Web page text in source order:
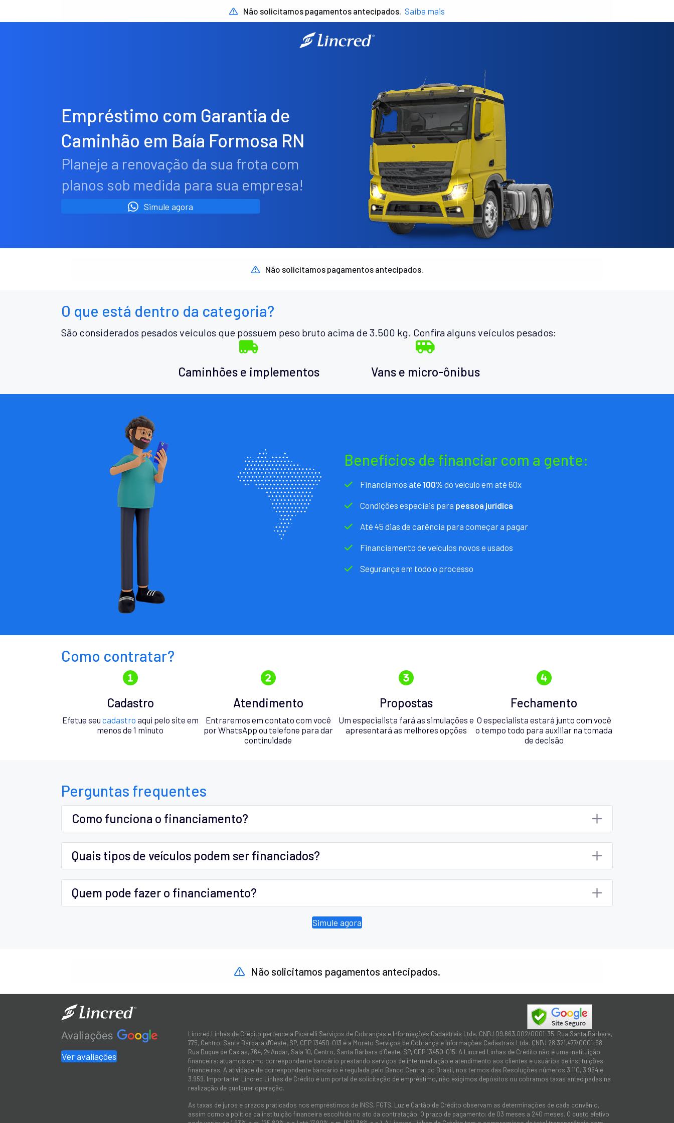
Não solicitamos pagamentos antecipados. Saiba mais
Empréstimo com Garantia de
Caminhão em Baía Formosa RN
Planeje a renovação da sua frota com
planos sob medida para sua empresa!
Simule agora
Não solicitamos pagamentos antecipados.
O que está dentro da categoria?
São considerados pesados veículos que possuem peso bruto acima de 3.500 kg. Confira alguns veículos pesados:
Caminhões e implementos Vans e micro-ônibus
Benefícios de financiar com a gente:
Financiamos até 100% do veículo em até 60x
Condições especiais para pessoa jurídica
Até 45 dias de carência para começar a pagar
Financiamento de veículos novos e usados
Segurança em todo o processo
Como contratar?
Cadastro
Efetue seu cadastro aqui pelo site em
menos de 1 minuto
Atendimento
Entraremos em contato com você
por WhatsApp ou telefone para dar
continuidade
Propostas
Um especialista fará as simulações e
apresentará as melhores opções
Fechamento
O especialista estará junto com você
o tempo todo para auxiliar na tomada
de decisão
Perguntas frequentes
Como funciona o financiamento?
Quais tipos de veículos podem ser financiados?
Quem pode fazer o financiamento?
Simule agora
Não solicitamos pagamentos antecipados.
Ver avaliações
Lincred Linhas de Crédito pertence a Picarelli Serviços de Cobranças e Informações Cadastrais Ltda. CNPJ 09.663.002/0001-35. Rua Santa Bárbara,
775, Centro, Santa Bárbara d'Oeste, SP, CEP 13450-013 e a Moreto Serviços de Cobrança e Informações Cadastrais Ltda. CNPJ 28.321.477/0001-98.
Rua Duque de Caxias, 764, 2º Andar, Sala 10, Centro, Santa Bárbara d’Oeste, SP, CEP 13450-015. A Lincred Linhas de Crédito não é uma instituição
financeira: atuamos como correspondente bancário prestando serviços de intermediação e atendimento aos clientes e usuários de instituições
financeiras. A atividade de correspondente bancário é regulada pelo Banco Central do Brasil, nos termos das Resoluções números 3.110, 3.954 e
3.959. Importante: Lincred Linhas de Crédito é um portal de solicitação de empréstimo, não exigimos depósitos ou cobramos taxas antecipadas na
realização de qualquer operação.
As taxas de juros e prazos praticados nos empréstimos de INSS, FGTS, Luz e Cartão de Crédito observam as determinações de cada convênio,
assim como a política da instituição financeira escolhida no ato da contratação. O prazo de pagamento: de 03 meses a 240 meses. O custo efetivo